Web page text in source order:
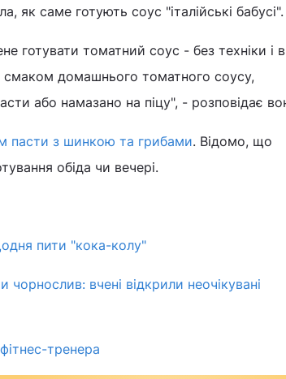
як саме готують соус "італійські бабусі".
готувати томатний соус - без техніки і в
смаком домашнього томатного соусу,
або намазано на піцу", - розповідає
пасти з шинкою та грибами. Відомо, що
обіда чи вечері.
пити "кока-колу"
вчені відкрили неочікувані
тренера